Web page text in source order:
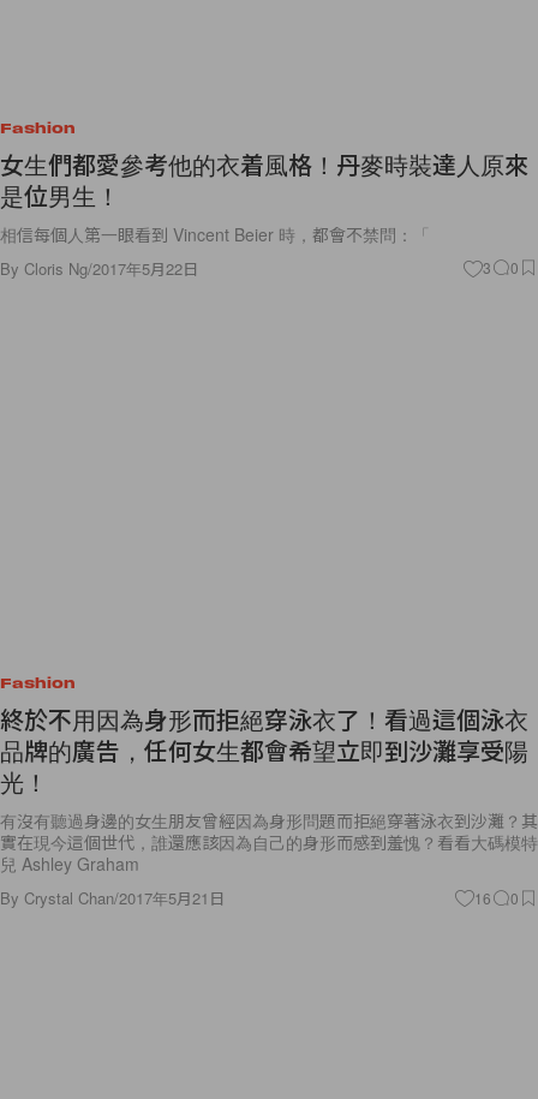
Fashion
女生們都愛參考他的衣着風格！丹麥時裝達人原來
是位男生！
相信每個人第一眼看到 Vincent Beier 時，都會不禁問：「
By Cloris Ng/2017年5月22日 3 0
Fashion
終於不用因為身形而拒絕穿泳衣了！看過這個泳衣
品牌的廣告，任何女生都會希望立即到沙灘享受陽
光！
有沒有聽過身邊的女生朋友曾經因為身形問題而拒絕穿著泳衣到沙灘？其
實在現今這個世代，誰還應該因為自己的身形而感到羞愧？看看大碼模特
兒 Ashley Graham
By Crystal Chan/2017年5月21日 16 0